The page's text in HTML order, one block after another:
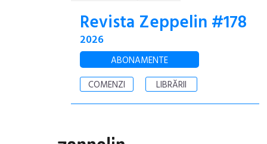
Revista Zeppelin #178
2026
ABONAMENTE
COMENZI
LIBRĂRII